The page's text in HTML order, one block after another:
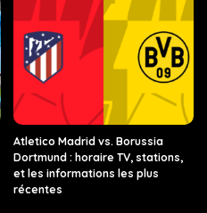
Atletico Madrid vs. Borussia
Dortmund : horaire TV, stations,
et les informations les plus
récentes